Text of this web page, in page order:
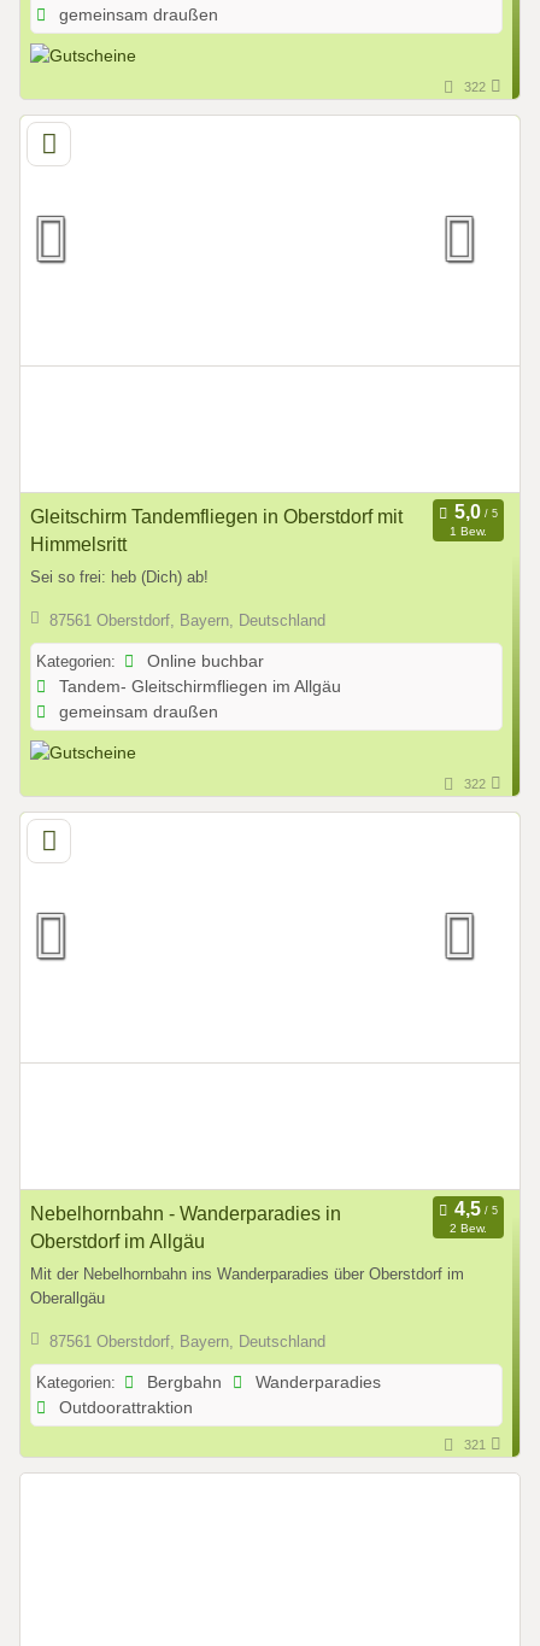
gemeinsam draußen
322
Gleitschirm Tandemfliegen in Oberstdorf mit
Himmelsritt
1 Bew.
Sei so frei: heb (Dich) ab!
87561 Oberstdorf, Bayern, Deutschland
Kategorien:
Online buchbar
Tandem- Gleitschirmfliegen im Allgäu
gemeinsam draußen
322
Nebelhornbahn - Wanderparadies in
Oberstdorf im Allgäu
2 Bew.
Mit der Nebelhornbahn ins Wanderparadies über Oberstdorf im
Oberallgäu
87561 Oberstdorf, Bayern, Deutschland
Kategorien: Bergbahn
Wanderparadies
Outdoorattraktion
321